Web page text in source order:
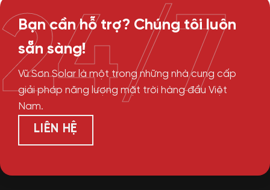
Bạn cần hỗ trợ? Chúng tôi luôn
sẵn sàng!
Vũ Sơn Solar là một trong những nhà cung cấp
giải pháp năng lượng mặt trời hàng đầu Việt
Nam.
LIÊN HỆ
24/7